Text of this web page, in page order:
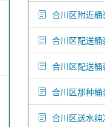
合川区附近
合川区配送
合川区配送
合川区那种桶
合川区送水